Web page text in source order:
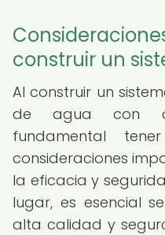
construir un
Al construir un
de agua con
fundamental
consideraciones
la eficacia y
lugar, es esencial
alta calidad y